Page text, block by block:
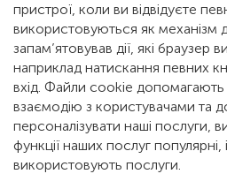
пристрої, коли ви відвідуєте
використовуються як механізм
запам’ятовував дії, які браузер
наприклад натискання певних
вхід. Файли cookie
взаємодію з користувачами та
персоналізувати наші послуги,
функції наших послуг популярні,
використовують послуги.